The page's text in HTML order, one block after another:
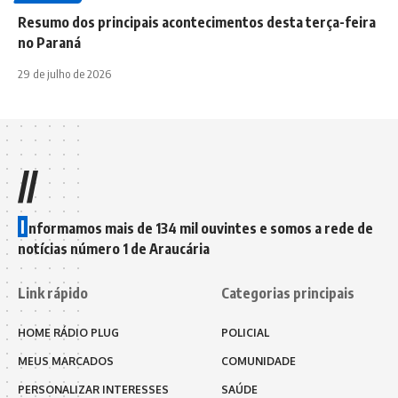
Resumo dos principais acontecimentos desta terça-feira
no Paraná
29 de julho de 2026
//
I nformamos mais de 134 mil ouvintes e somos a rede de
notícias número 1 de Araucária
Link rápido
HOME RÁDIO PLUG
MEUS MARCADOS
PERSONALIZAR INTERESSES
Categorias principais
POLICIAL
COMUNIDADE
SAÚDE